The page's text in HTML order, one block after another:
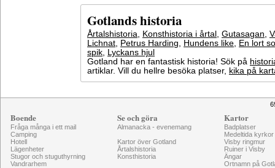
Gotlands historia
Årtalshistoria, Konsthistoria i årtal , Gutasagan,
Lichnat, Petrus Harding, Hundens like, En lort
spik, Lyckans hjul
Gotland har en fantastisk historia! Sök på
artiklar. Vill du hellre besöka platser, kika på
Boende
Fråga många i ett mail
Camping
Hotell
Lägenheter
Stugor och stuguthyrning
Vandrarhem
Se och göra
Almanacka - evenemang
Kartor över Gotland
Årtalshistoria
Konsthistoria
Kartor
Badplatser
Medeltida kyrkor
Visby ringmur
Ruiner i Visby
Ängar
Ortnamn på